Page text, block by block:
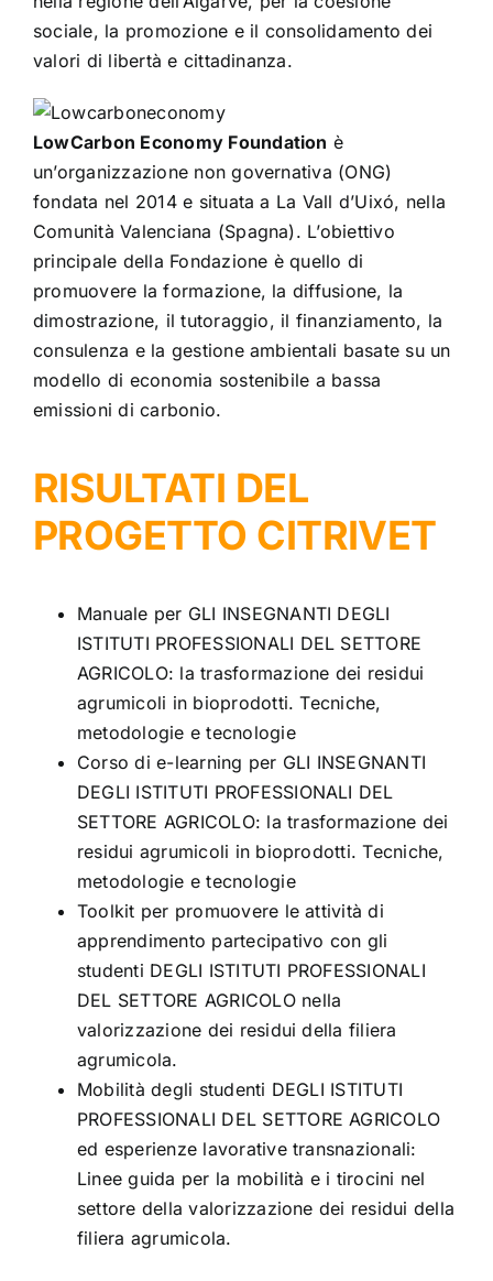
sociale, la promozione e il consolidamento dei
valori di libertà e cittadinanza.
LowCarbon Economy Foundation è
un’organizzazione non governativa (ONG)
fondata nel 2014 e situata a La Vall d’Uixó, nella
Comunità Valenciana (Spagna). L’obiettivo
principale della Fondazione è quello di
promuovere la formazione, la diffusione, la
dimostrazione, il tutoraggio, il finanziamento, la
consulenza e la gestione ambientali basate su un
modello di economia sostenibile a bassa
emissioni di carbonio.
RISULTATI DEL
PROGETTO CITRIVET
Manuale per GLI INSEGNANTI DEGLI
ISTITUTI PROFESSIONALI DEL SETTORE
AGRICOLO: la trasformazione dei residui
agrumicoli in bioprodotti. Tecniche,
metodologie e tecnologie
Corso di e-learning per GLI INSEGNANTI
DEGLI ISTITUTI PROFESSIONALI DEL
SETTORE AGRICOLO: la trasformazione dei
residui agrumicoli in bioprodotti. Tecniche,
metodologie e tecnologie
Toolkit per promuovere le attività di
apprendimento partecipativo con gli
studenti DEGLI ISTITUTI PROFESSIONALI
DEL SETTORE AGRICOLO nella
valorizzazione dei residui della filiera
agrumicola.
Mobilità degli studenti DEGLI ISTITUTI
PROFESSIONALI DEL SETTORE AGRICOLO
ed esperienze lavorative transnazionali:
Linee guida per la mobilità e i tirocini nel
settore della valorizzazione dei residui della
filiera agrumicola.